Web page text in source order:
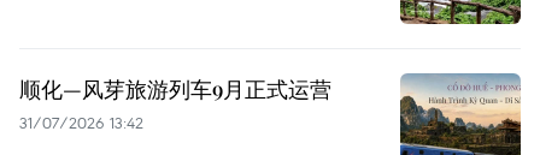
顺化—风芽旅游列车9月正式运营
31/07/2026 13:42